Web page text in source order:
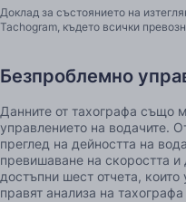
Доклад за състоянието на
Tachogram, където всички
Безпроблемно
Данните от тахографа също
управлението на водачите.
преглед на дейността на
превишаване на скоростта
достъпни шест отчета,
правят анализа на